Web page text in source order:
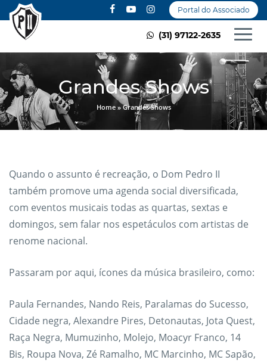
Portal do Associado
(31) 97122-2635
Grandes Shows
Home»Grandes Shows
Quando o assunto é recreação, o Dom Pedro II
também promove uma agenda social diversificada,
com eventos musicais todas as quartas, sextas e
domingos, sem falar nos espetáculos com artistas de
renome nacional.
Passaram por aqui, ícones da música brasileiro, como:
Paula Fernandes, Nando Reis, Paralamas do Sucesso,
Cidade negra, Alexandre Pires, Detonautas, Jota Quest,
Raça Negra, Mumuzinho, Molejo, Moacyr Franco, 14
Bis, Roupa Nova, Zé Ramalho, MC Marcinho, MC Sapão,